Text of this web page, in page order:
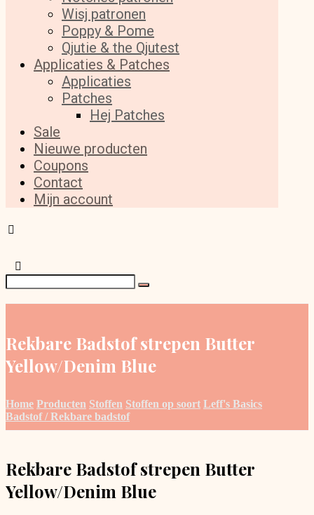
Wisj patronen
Poppy & Pome
Qjutie & the Qjutest
Applicaties & Patches
Applicaties
Patches
Hej Patches
Sale
Nieuwe producten
Coupons
Contact
Mijn account
Rekbare Badstof strepen Butter
Yellow/Denim Blue
Home Producten Stoffen Stoffen op soort Leff's Basics
Badstof / Rekbare badstof
Rekbare Badstof strepen Butter
Yellow/Denim Blue